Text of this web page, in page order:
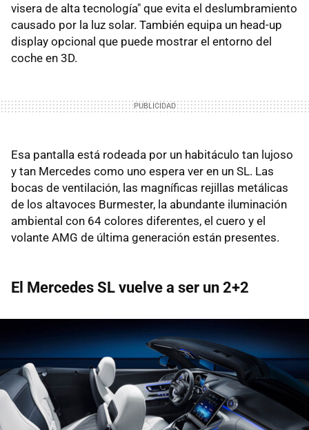
visera de alta tecnología" que evita el deslumbramiento
causado por la luz solar. También equipa un head-up
display opcional que puede mostrar el entorno del
coche en 3D.
Esa pantalla está rodeada por un habitáculo tan lujoso
y tan Mercedes como uno espera ver en un SL. Las
bocas de ventilación, las magníficas rejillas metálicas
de los altavoces Burmester, la abundante iluminación
ambiental con 64 colores diferentes, el cuero y el
volante AMG de última generación están presentes.
El Mercedes SL vuelve a ser un 2+2